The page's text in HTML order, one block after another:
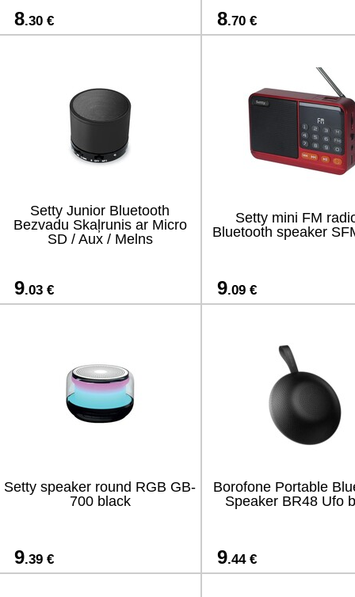
8.30 € 8.70 €
Setty Junior Bluetooth
Bezvadu Skaļrunis ar Micro
SD / Aux / Melns
9.03 €
Setty mini FM
Bluetooth speaker
9.09 €
Setty speaker round RGB GB-
700 black
9.39 €
Borofone Portable
Speaker BR48 Ufo
9.44 €